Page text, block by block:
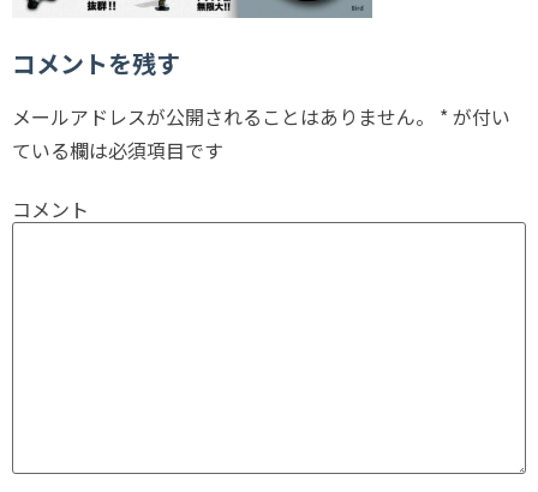
コメントを残す
メールアドレスが公開されることはありません。 *が付い
ている欄は必須項目です
コメント